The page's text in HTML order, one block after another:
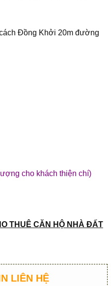
Đồng Khởi 20m đường
cho khách thiện chí)
THUÊ CĂN HỘ NHÀ ĐẤT
LIÊN HỆ